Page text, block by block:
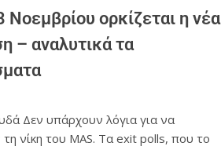
Νοεμβρίου ορκίζεται η νέα
– αναλυτικά τα
Δεν υπάρχουν λόγια για να
νίκη του MAS. Τα exit polls, που το